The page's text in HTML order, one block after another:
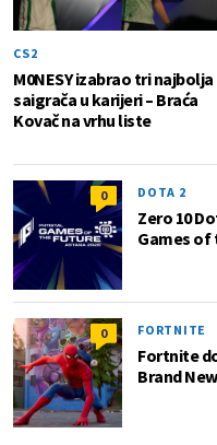
CS2
M0NESY izabrao tri najbolja
saigrača u karijeri – Braća
Kovač na vrhu liste
0 DOTA 2
Zero 10
Games of
0 FORTNITE
Fortnite
Brand